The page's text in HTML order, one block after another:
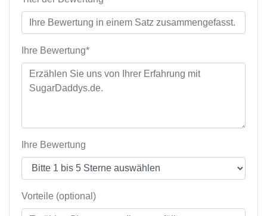
Ihre Bewertung*
Ihre Bewertung
Vorteile (optional)